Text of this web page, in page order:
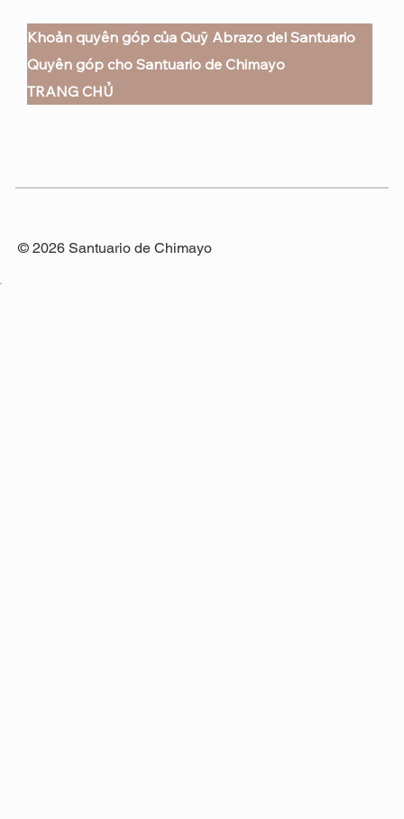
Khoản quyên góp của Quỹ Abrazo del Santuario
Quyên góp cho Santuario de Chimayo
TRANG CHỦ
© 2026 Santuario de Chimayo